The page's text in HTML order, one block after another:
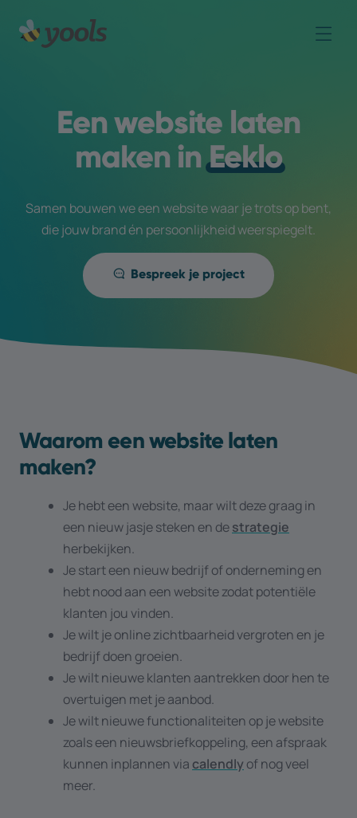
Een website laten
maken inEeklo
Samen bouwen we een website waar je trots op bent,
die jouw brand én persoonlijkheid weerspiegelt.
Bespreek je project
Waarom een website laten
maken?
Je hebt een website, maar wilt deze graag in
een nieuw jasje steken en destrategie
herbekijken.
Je start een nieuw bedrijf of onderneming en
hebt nood aan een website zodat potentiële
klanten jou vinden.
Je wilt je online zichtbaarheid vergroten en je
bedrijf doen groeien.
Je wilt nieuwe klanten aantrekken door hen te
overtuigen met je aanbod.
Je wilt nieuwe functionaliteiten op je website
zoals een nieuwsbriefkoppeling, een afspraak
kunnen inplannen via calendly of nog veel
meer.